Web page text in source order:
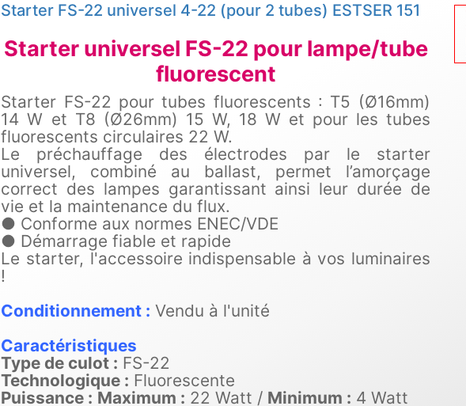
Starter FS-22 universel 4-22 (pour 2 tubes) ESTSER 151
Starter universel FS-22 pour lampe/tube
fluorescent
Starter FS-22 pour tubes fluorescents : T5 (Ø16mm)
14 W et T8 (Ø26mm) 15 W, 18 W et pour les tubes
fluorescents circulaires 22 W.
Le préchauffage des électrodes par le starter
universel, combiné au ballast, permet l’amorçage
correct des lampes garantissant ainsi leur durée de
vie et la maintenance du flux.
● Conforme aux normes ENEC/VDE
● Démarrage fiable et rapide
Le starter, l'accessoire indispensable à vos luminaires
!
Conditionnement : Vendu à l'unité
Caractéristiques
Type de culot : FS-22
Technologique : Fluorescente
Puissance : Maximum : 22 Watt / Minimum : 4 Watt